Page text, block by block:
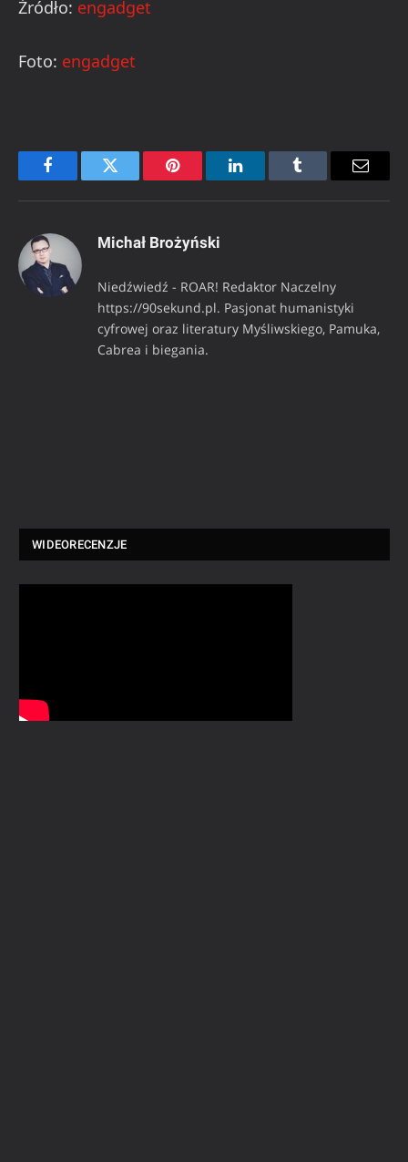
Źródło: engadget
Foto: engadget
FacebookTwitter Pinterest LinkedInTumblr Email
Michał Brożyński
Niedźwiedź - ROAR! Redaktor Naczelny
https://90sekund.pl. Pasjonat humanistyki
cyfrowej oraz literatury Myśliwskiego, Pamuka,
Cabrea i biegania.
WIDEORECENZJE